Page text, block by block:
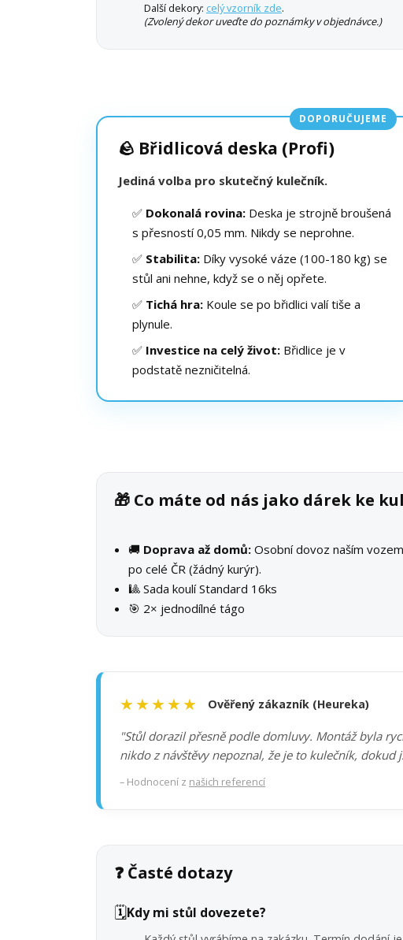
Další dekory: celý vzorník zde.
(Zvolený dekor uveďte do poznámky v objednávce.)
DOPORUČUJEME
🪨 Břidlicová deska (Profi)
Jediná volba pro skutečný kulečník.
✅ Dokonalá rovina: Deska je strojně broušená
s přesností 0,05 mm. Nikdy se neprohne.
✅ Stabilita: Díky vysoké váze (100-180 kg) se
stůl ani nehne, když se o něj opřete.
✅ Tichá hra: Koule se po břidlici valí tiše a
plynule.
✅ Investice na celý život: Břidlice je v
podstatě nezničitelná.
🎁 Co máte od nás jako dárek ke
🚚 Doprava až domů: Osobní dovoz naším vozem
po celé ČR (žádný kurýr).
🎱 Sada koulí Standard 16ks
🎯 2× jednodílné tágo
★★★★★ Ověřený zákazník (Heureka)
"Stůl dorazil přesně podle domluvy. Montáž byla
nikdo z návštěvy nepoznal, že je to kulečník,
– Hodnocení z našich referencí
❓ Časté dotazy
🗓️Kdy mi stůl dovezete?